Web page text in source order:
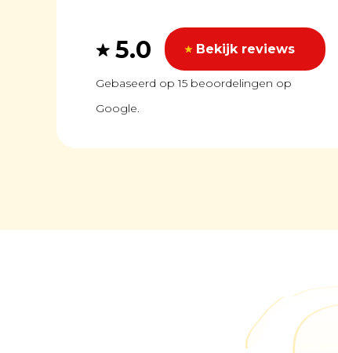
5.0 Bekijk reviews
Gebaseerd op 15 beoordelingen op
Google.